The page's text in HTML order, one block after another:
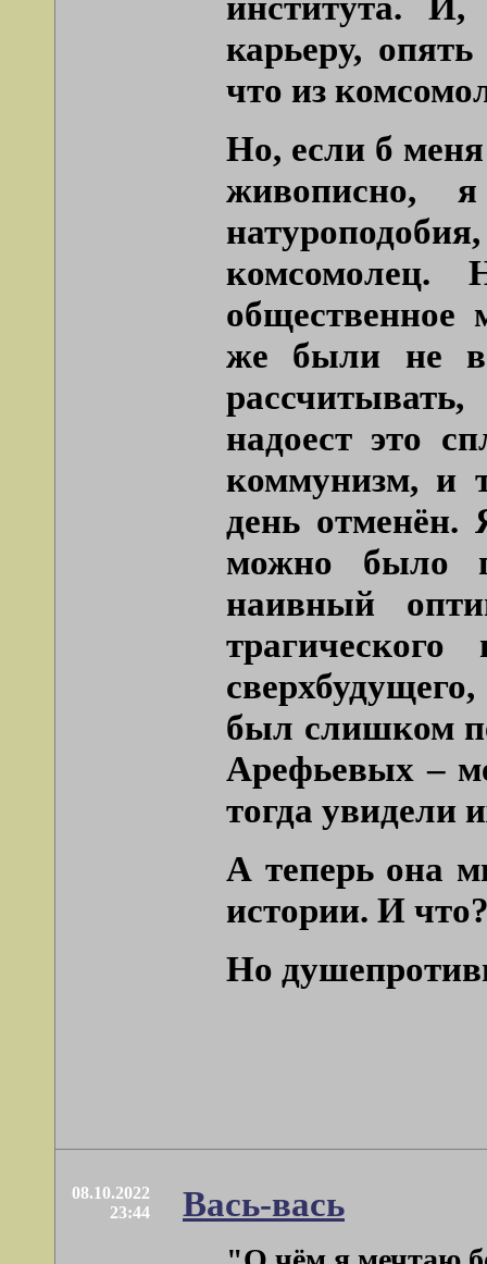
карьеру,
что из
Но, если б меня
живописно,
комсомолец.
общественное
же были не в
надоест это
коммунизм, и
день отменён.
можно было
наивный
был слишком
Арефьевых –
тогда увидели
А теперь она
истории. И
Но
08.10.2022
23:44
Вась-вась